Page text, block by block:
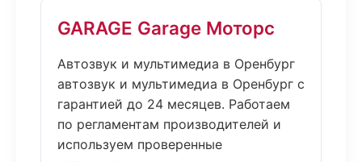
GARAGE Garage Моторс
Автозвук и мультимедиа в Оренбург
автозвук и мультимедиа в Оренбург с
гарантией до 24 месяцев. Работаем
по регламентам производителей и
используем проверенные